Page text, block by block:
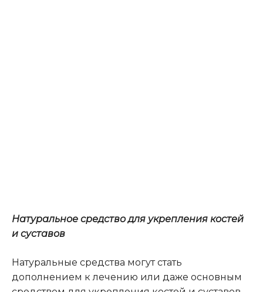
Натуральное средство для укрепления костей
и суставов
Натуральные средства могут стать
дополнением к лечению или даже основным